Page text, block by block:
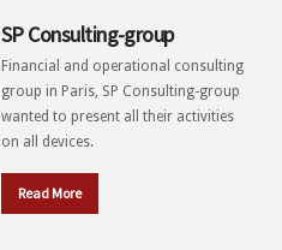
SP Consulting-group
Financial and operational consulting
group in Paris, SP Consulting-group
wanted to present all their activities
on all devices.
Read More